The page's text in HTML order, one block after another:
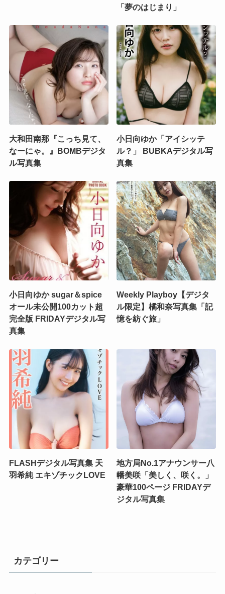
「夢のはじまり」
大和田南那『こっち見て、
なーにゃ。』BOMBデジタ
ル写真集
小日向ゆか「アイシッテ
ル？」 BUBKAデジタル写
真集
小日向ゆか sugar＆spice
オール未公開100カット超
完全版 FRIDAYデジタル写
真集
Weekly Playboy【デジタ
ル限定】橘和奈写真集「記
憶を紡ぐ旅」
FLASHデジタル写真集 天
羽希純 エキゾチックLOVE
地方局No.1アナウンサー八
幡美咲「美しく、咲く。」
豪華100ページ FRIDAYデ
ジタル写真集
カテゴリー